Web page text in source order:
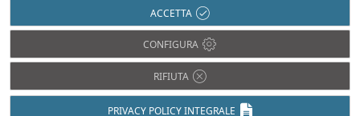
Infobuild è testata registrata presso il Tribunale di Milano al n° 63
dell’8/3/2013 - ISSN 2282-2267
© 2000-2026 Infoweb srl - P.IVA 13155920153 - Tutti i diritti
riservati |Privacy
ACCETTA
CONFIGURA
RIFIUTA
PRIVACY POLICY INTEGRALE